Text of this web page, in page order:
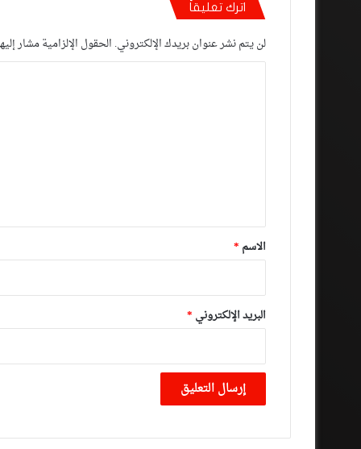
اترك تعليقاً
لن يتم نشر عنوان بريدك الإلكتروني.الحقول الإلزامية مشار
*
الاسم *
البريد الإلكتروني *